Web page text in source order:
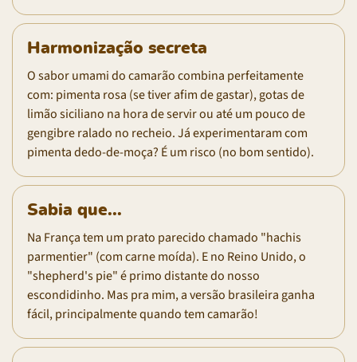
Harmonização secreta
O sabor umami do camarão combina perfeitamente
com: pimenta rosa (se tiver afim de gastar), gotas de
limão siciliano na hora de servir ou até um pouco de
gengibre ralado no recheio. Já experimentaram com
pimenta dedo-de-moça? É um risco (no bom sentido).
Sabia que...
Na França tem um prato parecido chamado "hachis
parmentier" (com carne moída). E no Reino Unido, o
"shepherd's pie" é primo distante do nosso
escondidinho. Mas pra mim, a versão brasileira ganha
fácil, principalmente quando tem camarão!